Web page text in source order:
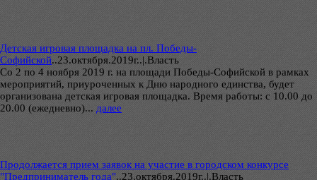
Детская игровая площадка на пл. Победы-
Софийской..23.октября.2019г..|.Власть
Со 2 по 4 ноября 2019 г. на площади Победы-Софийской в рамках
мероприятий, приуроченных к Дню народного единства, будет
организована детская игровая площадка. Время работы: с 10.00 до
20.00 (ежедневно)... далее
Продолжается прием заявок на участие в городском конкурсе
"Предприниматель года"..23.октября.2019г..|.Власть